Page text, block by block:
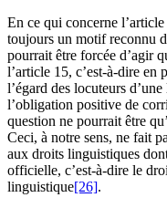
En ce qui concerne
toujours un motif reconnu
pourrait être forcée d’agir
l’article 15, c’est-à-dire en
l’égard des locuteurs
l’obligation positive de
question ne pourrait être
Ceci, à notre sens, ne fait
aux droits linguistiques
officielle, c’est-à-dire le
linguistique[26].